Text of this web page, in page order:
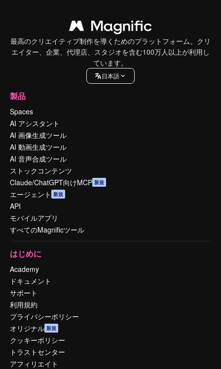
最高のクリエイティブ制作を導くためのプラットフォーム。クリ
エイター、企業、代理店、スタジオを含む100万人以上が利用し
ています。
日本語
製品
Spaces
AI アシスタント
AI 画像生成ツール
AI 動画生成ツール
AI 音声合成ツール
ストックコンテンツ
Claude/ChatGPT向けMCP 新規
エージェント 新規
API
モバイルアプリ
すべてのMagnificツール
はじめに
Academy
ドキュメント
サポート
利用規約
プライバシーポリシー
オリジナル 新規
クッキーポリシー
トラストセンター
アフィリエイト